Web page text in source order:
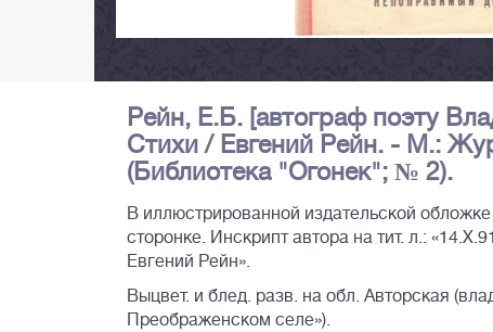
Рейн, Е.Б. [автограф поэту
Стихи / Евгений Рейн. - М.:
(Библиотека "Огонек"; № 2).
В иллюстрированной издательской
сторонке. Инскрипт автора на тит. л.:
Евгений Рейн».
Выцвет. и блед. разв. на обл. Авторская
Преображенском селе»).